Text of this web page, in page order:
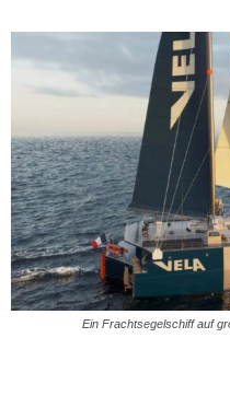
Ein Frachtsegelschiff auf